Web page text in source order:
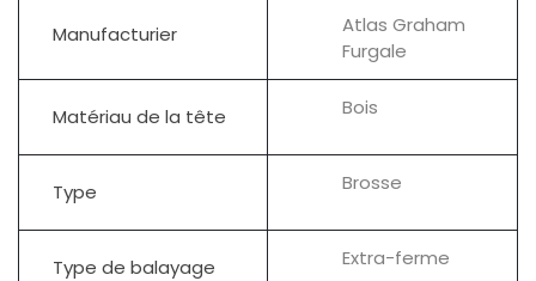
Manufacturier
Atlas Graham
Furgale
Matériau de la tête Bois
Type Brosse
Type de balayage Extra-ferme